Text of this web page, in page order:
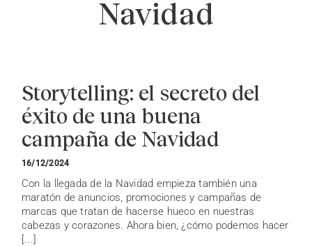
Navidad
Storytelling: el secreto del
éxito de una buena
campaña de Navidad
16/12/2024
Con la llegada de la Navidad empieza también una
maratón de anuncios, promociones y campañas de
marcas que tratan de hacerse hueco en nuestras
cabezas y corazones. Ahora bien, ¿cómo podemos hacer
[...]